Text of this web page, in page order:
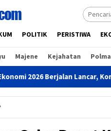
POLITIK PERISTIWA
Majene Kejahatan
Berjalan Lancar, KominfoSS